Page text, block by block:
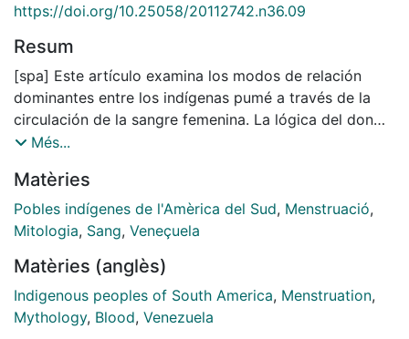
https://doi.org/10.25058/20112742.n36.09
Resum
[spa] Este artículo examina los modos de relación
dominantes entre los indígenas pumé a través de la
circulación de la sangre femenina. La lógica del don
interviene en las relaciones entre los seres pumé –
sangre–, mientras que la predación domina las
relaciones con los seres más extraños a la sociedad
pumé –los «espíritus profundidades de la tierra» y los
de lo femenino en la constitución del orden del
cosmos y la circulación de la sangre queda fijada
como un operador de las relaciones sociales
Més...
Matèries
Pobles indígenes de l'Amèrica del Sud, Menstruació,
Mitologia, Sang, Veneçuela
Matèries (anglès)
Indigenous peoples of South America, Menstruation,
Mythology, Blood, Venezuela